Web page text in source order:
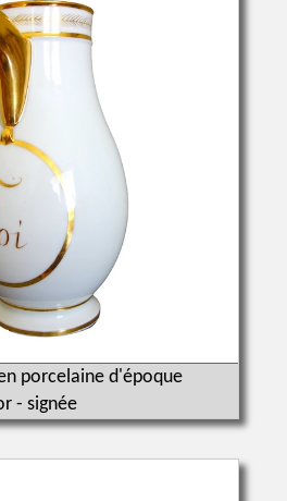
porcelaine d'époque
- signée